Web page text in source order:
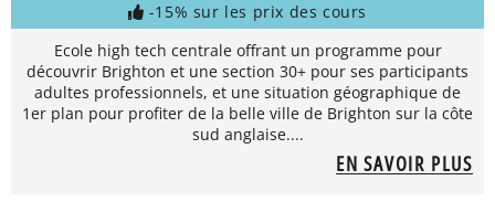
-15% sur les prix des cours
Ecole high tech centrale offrant un programme pour
découvrir Brighton et une section 30+ pour ses participants
adultes professionnels, et une situation géographique de
1er plan pour profiter de la belle ville de Brighton sur la côte
sud anglaise....
EN SAVOIR PLUS